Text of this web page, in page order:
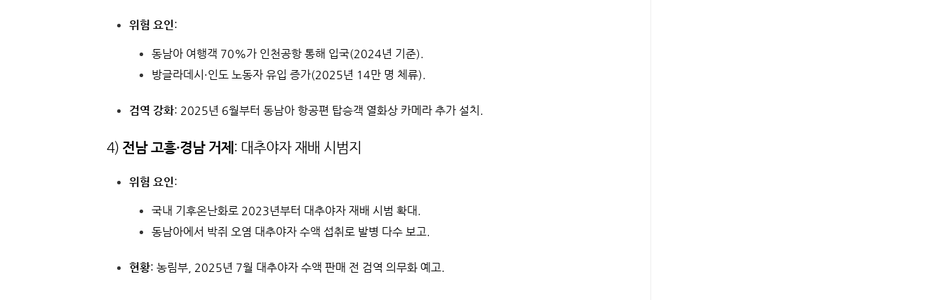
위험 요인:
동남아 여행객 70%가 인천공항 통해 입국(2024년 기준).
방글라데시·인도 노동자 유입 증가(2025년 14만 명 체류).
검역 강화: 2025년 6월부터 동남아 항공편 탑승객 열화상 카메라 추가 설치.
4) 전남 고흥·경남 거제 : 대추야자 재배 시범지
위험 요인:
국내 기후온난화로 2023년부터 대추야자 재배 시범 확대.
동남아에서 박쥐 오염 대추야자 수액 섭취로 발병 다수 보고.
현황: 농림부, 2025년 7월 대추야자 수액 판매 전 검역 의무화 예고.